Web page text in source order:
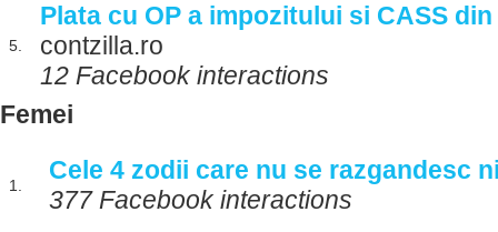
5.
Plata cu OP a impozitului si CASS
contzilla.ro
12 Facebook interactions
Femei
1.
Cele 4 zodii care nu se razgandesc
377 Facebook interactions